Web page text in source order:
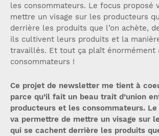
les consommateurs. Le focus proposé
mettre un visage sur les producteurs
derrière les produits que l’on achète,
ils cultivent leurs produits et la
travaillés. Et tout ça plaît énormément
consommateurs !
Ce projet de newsletter me tient à
parce qu’il fait un beau trait d’union
producteurs et les consommateurs.
va permettre de mettre un visage sur
qui se cachent derrière les produits